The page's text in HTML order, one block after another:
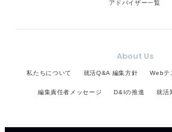
アドバイザー一覧
About Us
私たちについて 就活Q&A 編集方針 Webテ
編集責任者メッセージ D&Iの推進 就活